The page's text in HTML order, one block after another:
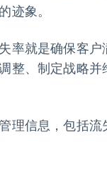
迹象。
率就是确保客
整、制定战略
理信息，包括